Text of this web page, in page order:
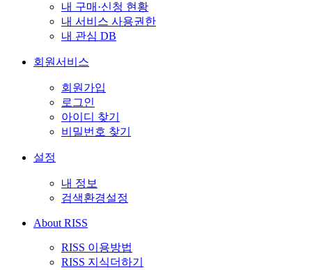
내 구매·신청 현황
내 서비스 사용권한
내 관심 DB
회원서비스
회원가입
로그인
아이디 찾기
비밀번호 찾기
설정
내 정보
검색환경설정
About RISS
RISS 이용방법
RISS 지식더하기